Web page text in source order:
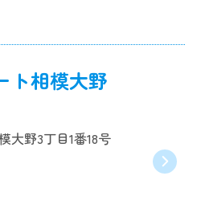
ト相模大野
大野3丁目1番18号